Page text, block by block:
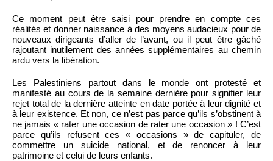
Ce moment peut être saisi pour prendre en compte ces
réalités et donner naissance à des moyens audacieux pour de
nouveaux dirigeants d’aller de l’avant, ou il peut être gâché
rajoutant inutilement des années supplémentaires au chemin
ardu vers la libération.
Les Palestiniens partout dans le monde ont protesté et
manifesté au cours de la semaine dernière pour signifier leur
rejet total de la dernière atteinte en date portée à leur dignité et
à leur existence. Et non, ce n’est pas parce qu’ils s’obstinent à
ne jamais « rater une occasion de rater une occasion » ! C’est
parce qu’ils refusent ces « occasions » de capituler, de
commettre un suicide national, et de renoncer à leur
patrimoine et celui de leurs enfants.